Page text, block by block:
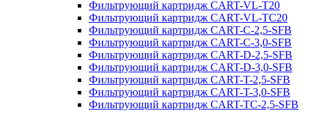
Фильтрующий картридж CART-VL-T20
Фильтрующий картридж CART-VL-TC20
Фильтрующий картридж CART-C-2,5-SFB
Фильтрующий картридж CART-C-3,0-SFB
Фильтрующий картридж CART-D-2,5-SFB
Фильтрующий картридж CART-D-3,0-SFB
Фильтрующий картридж CART-T-2,5-SFB
Фильтрующий картридж CART-T-3,0-SFB
Фильтрующий картридж CART-TC-2,5-SFB